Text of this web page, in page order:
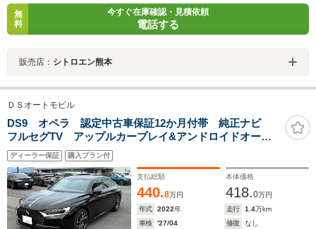
無
料
今すぐ在庫確認・見積依頼
電話する
販売店： シトロエン熊本
ＤＳオートモビル
DS9 オペラ 認定中古車保証12か月付帯 純正ナビ
フルセグTV アップルカープレイ&アンドロイドオート
対応 サンルーフ ナッパレザーシート 前後ドラレ
コ ETC
ディーラー保証 購入プラン付
支払総額
440.8万円
本体価格
418.0万円
年式
2022年 走行 1.4万km
車検
'27/04 修復
なし